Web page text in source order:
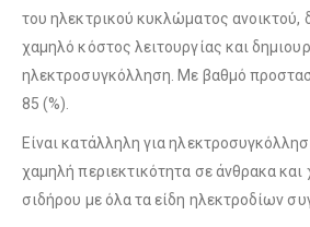
του ηλεκτρικού κυκλώματος ανοικτού,
χαμηλό κόστος λειτουργίας και
ηλεκτροσυγκόλληση. Με βαθμό
85 (%).
Είναι κατάλληλη για
χαμηλή περιεκτικότητα σε άνθρακα
σιδήρου με όλα τα είδη ηλεκτροδίων